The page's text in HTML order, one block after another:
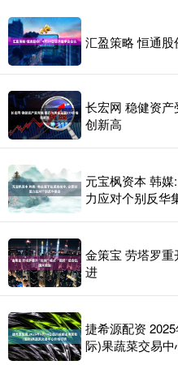
汇盈策略 恒通
长宏网 稳健资
创新高
元宝枫资本 韩
力应对个别反华
金策宝 劳塔罗重
进
捷希源配资
际)果蔬菜交易